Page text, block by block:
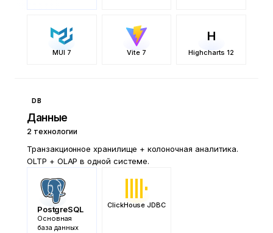
MUI 7 Vite 7
H
Highcharts 12
DB
Данные
2 технологии
Транзакционное хранилище + колоночная аналитика.
OLTP + OLAP в одной системе.
PostgreSQL
Основная
база данных
ClickHouse JDBC